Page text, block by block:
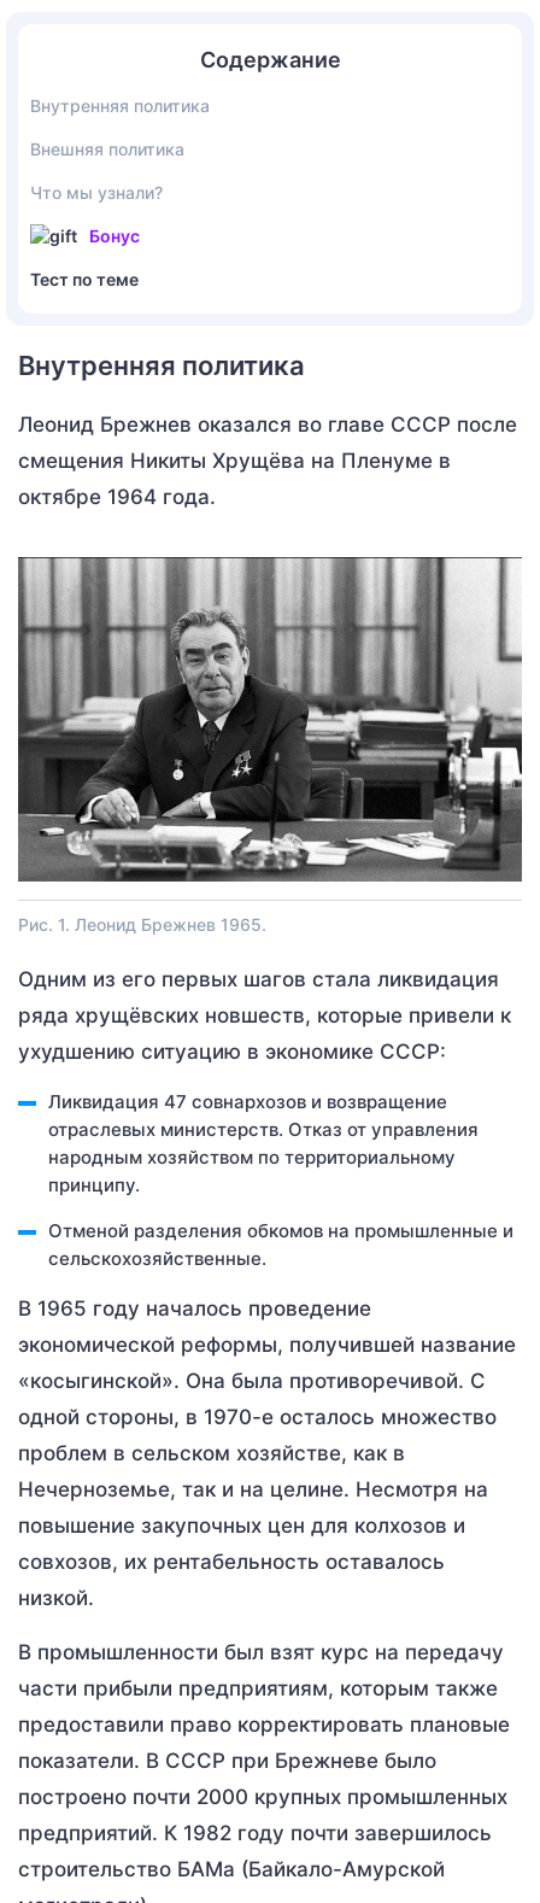
Содержание
Внутренняя политика
Внешняя политика
Что мы узнали?
Бонус
Тест по теме
Внутренняя политика
Леонид Брежнев оказался во главе СССР после
смещения Никиты Хрущёва на Пленуме в
октябре 1964 года.
Рис. 1. Леонид Брежнев 1965.
Одним из его первых шагов стала ликвидация
ряда хрущёвских новшеств, которые привели к
ухудшению ситуацию в экономике СССР:
Ликвидация 47 совнархозов и возвращение
отраслевых министерств. Отказ от управления
народным хозяйством по территориальному
принципу.
Отменой разделения обкомов на промышленные и
сельскохозяйственные.
В 1965 году началось проведение
экономической реформы, получившей название
«косыгинской». Она была противоречивой. С
одной стороны, в 1970-е осталось множество
проблем в сельском хозяйстве, как в
Нечерноземье, так и на целине. Несмотря на
повышение закупочных цен для колхозов и
совхозов, их рентабельность оставалось
низкой.
В промышленности был взят курс на передачу
части прибыли предприятиям, которым также
предоставили право корректировать плановые
показатели. В СССР при Брежневе было
построено почти 2000 крупных промышленных
предприятий. К 1982 году почти завершилось
строительство БАМа (Байкало-Амурской